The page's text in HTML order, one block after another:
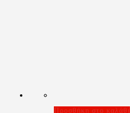
Προσθήκη στο καλάθι